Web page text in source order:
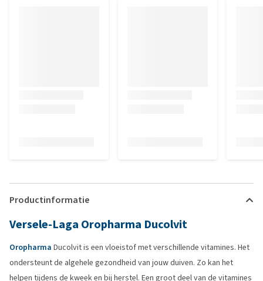
Productinformatie
Versele-Laga Oropharma Ducolvit
Oropharma Ducolvit is een vloeistof met verschillende vitamines. Het
ondersteunt de algehele gezondheid van jouw duiven. Zo kan het
helpen tijdens de kweek en bij herstel. Een groot deel van de vitamines